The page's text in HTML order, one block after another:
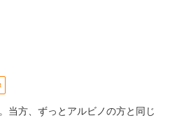
当方、ずっとアルビノの方と同じ